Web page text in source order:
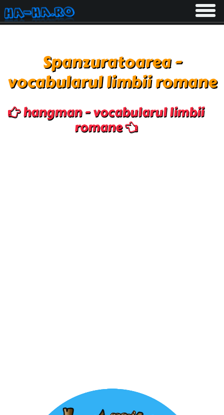
Toggle
Spanzuratoarea -
vocabularul limbii romane
hangman - vocabularul limbii
romane